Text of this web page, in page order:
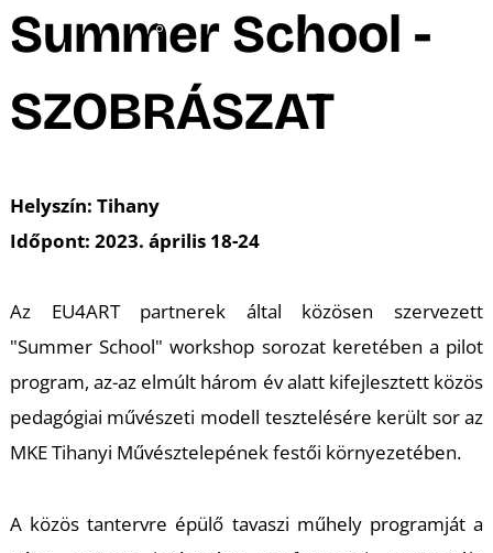
Summer School -
SZOBRÁSZAT
Helyszín: Tihany
Időpont: 2023. április 18-24
Az EU4ART partnerek által közösen szervezett
"Summer School" workshop sorozat keretében a pilot
program, az-az elmúlt három év alatt kifejlesztett közös
pedagógiai művészeti modell tesztelésére került sor az
MKE Tihanyi Művésztelepének festői környezetében.
A közös tantervre épülő tavaszi műhely programját a